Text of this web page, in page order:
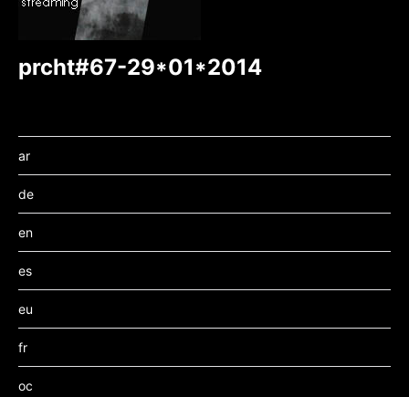
prcht#67-29*01*2014
ar
de
en
es
eu
fr
oc